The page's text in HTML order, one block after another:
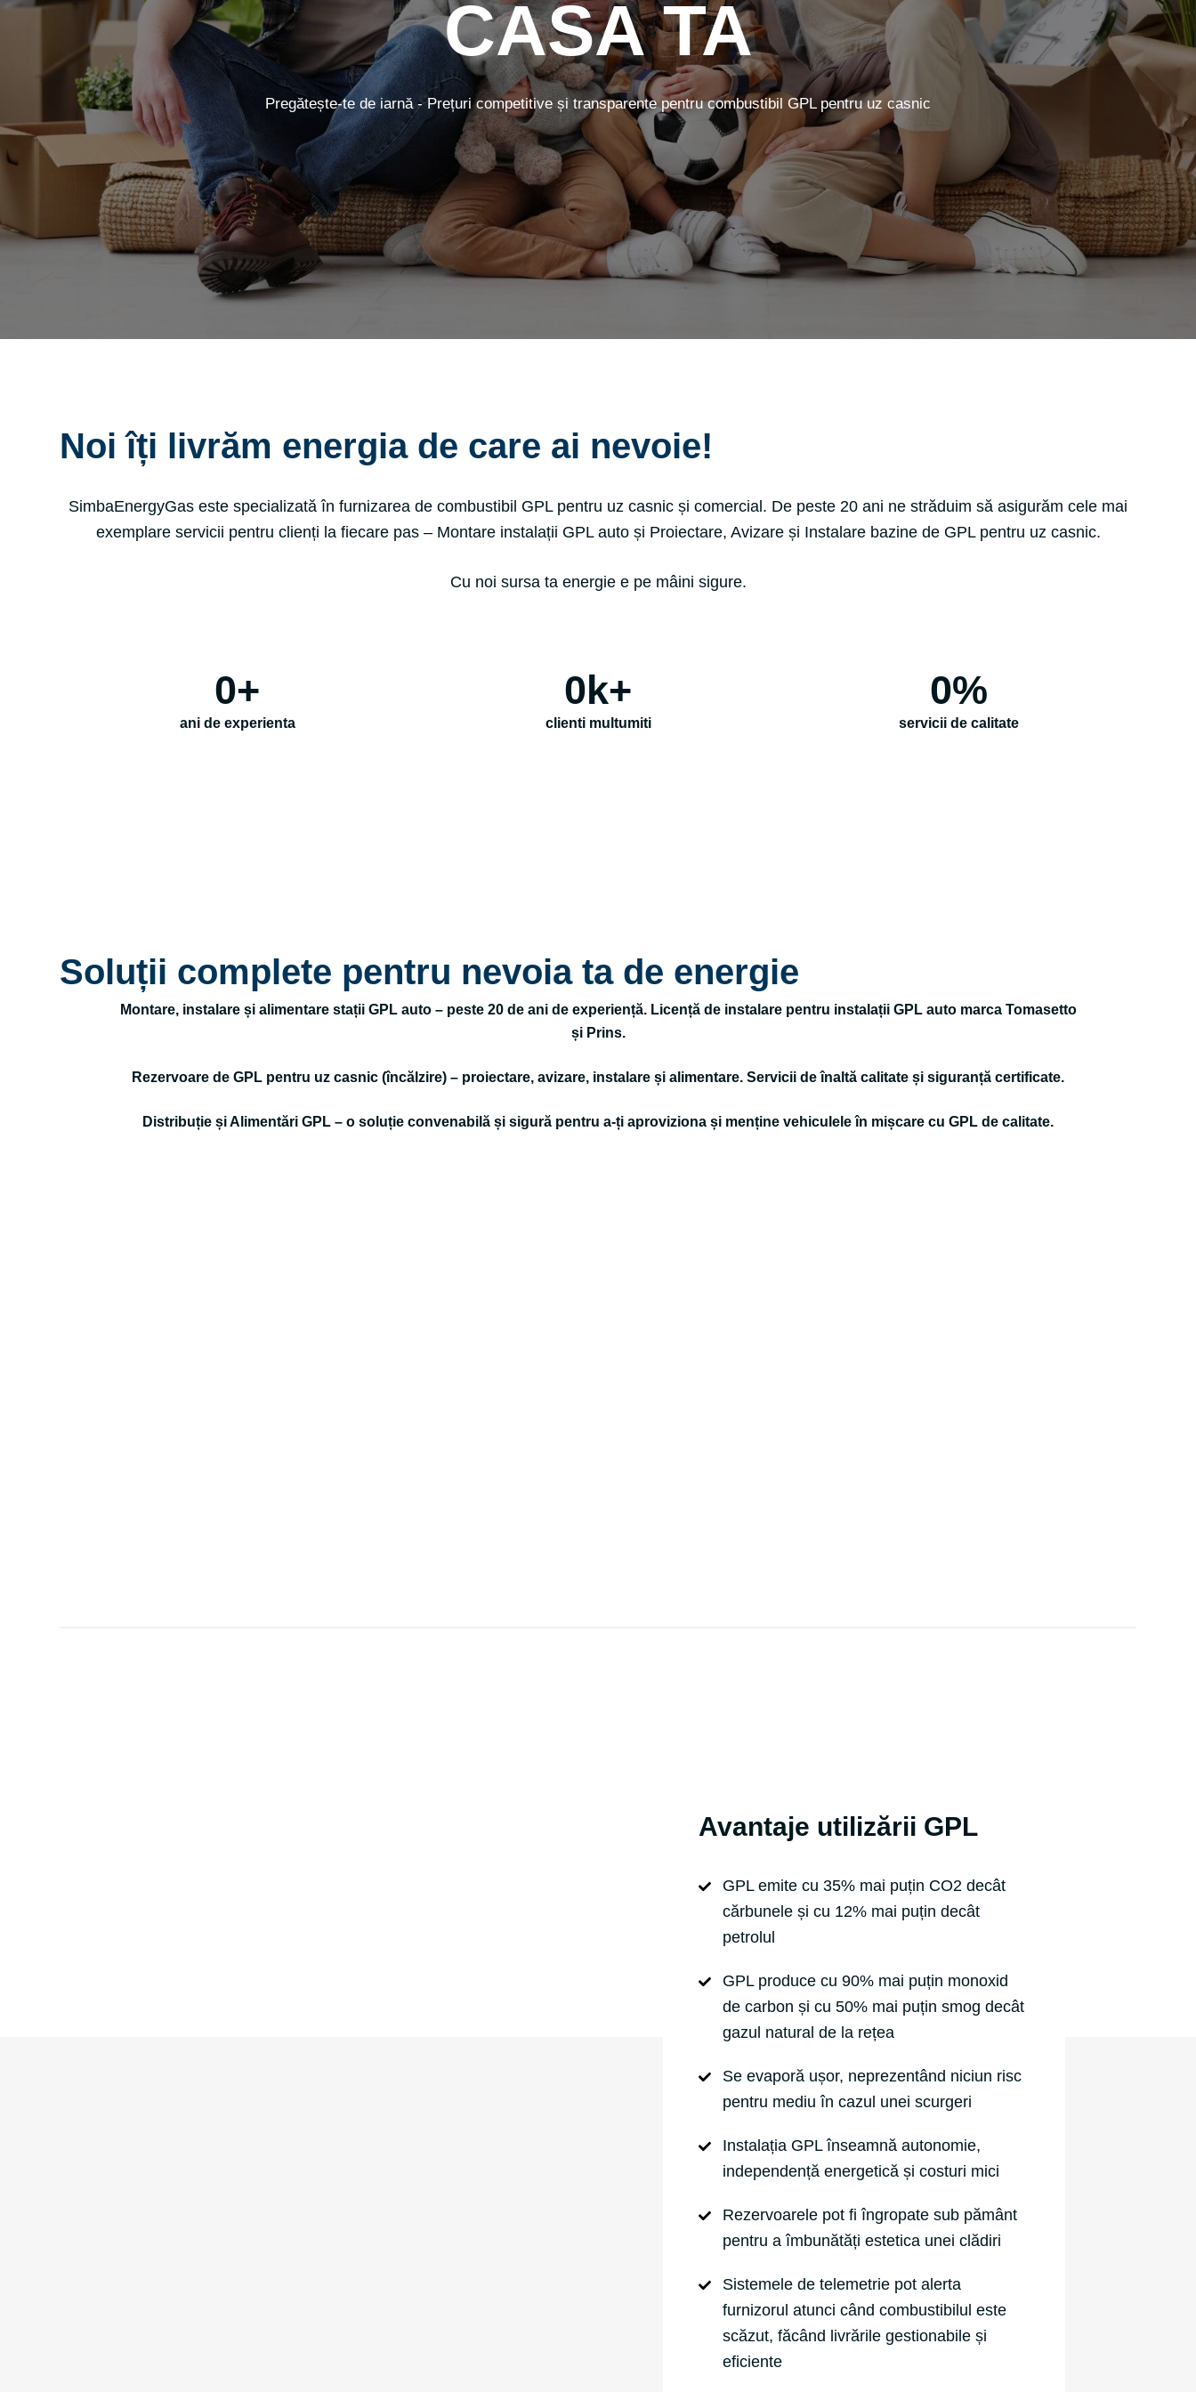
CASA TA
Pregătește-te de iarnă - Prețuri competitive și transparente pentru combustibil GPL pentru uz casnic
Noi îți livrăm energia de care ai nevoie!
SimbaEnergyGas este specializată în furnizarea de combustibil GPL pentru uz casnic și comercial. De peste 20 ani ne străduim să asigurăm cele mai
exemplare servicii pentru clienți la fiecare pas – Montare instalații GPL auto și Proiectare, Avizare și Instalare bazine de GPL pentru uz casnic.
Cu noi sursa ta energie e pe mâini sigure.
ani de experienta
0+
clienti multumiti
0k+
servicii de calitate
0%
Soluții complete pentru nevoia ta de energie
Montare, instalare și alimentare stații GPL auto – peste 20 de ani de experiență. Licență de instalare pentru instalații GPL auto marca Tomasetto
și Prins.
Rezervoare de GPL pentru uz casnic (încălzire) – proiectare, avizare, instalare și alimentare. Servicii de înaltă calitate și siguranță certificate.
Distribuție și Alimentări GPL – o soluție convenabilă și sigură pentru a-ți aproviziona și menține vehiculele în mișcare cu GPL de calitate.
Avantaje utilizării GPL
GPL emite cu 35% mai puțin CO2 decât
cărbunele și cu 12% mai puțin decât
petrolul
GPL produce cu 90% mai puțin monoxid
de carbon și cu 50% mai puțin smog decât
gazul natural de la rețea
Se evaporă ușor, neprezentând niciun risc
pentru mediu în cazul unei scurgeri
Instalația GPL înseamnă autonomie,
independență energetică și costuri mici
Rezervoarele pot fi îngropate sub pământ
pentru a îmbunătăți estetica unei clădiri
Sistemele de telemetrie pot alerta
furnizorul atunci când combustibilul este
scăzut, făcând livrările gestionabile și
eficiente